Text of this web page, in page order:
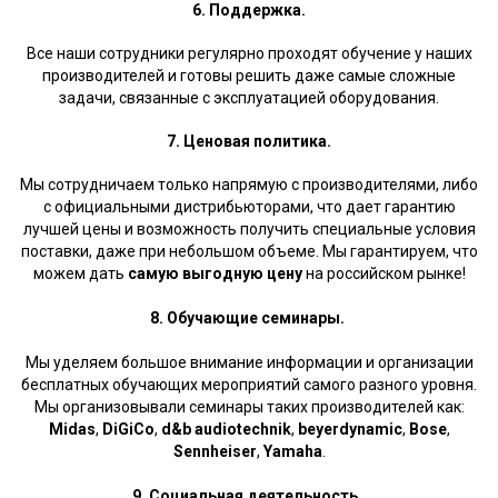
6. Поддержка.
Все наши сотрудники регулярно проходят обучение у наших
производителей и готовы решить даже самые сложные
задачи, связанные с эксплуатацией оборудования.
7. Ценовая политика.
Мы сотрудничаем только напрямую с производителями, либо
с официальными дистрибьюторами, что дает гарантию
лучшей цены и возможность получить специальные условия
поставки, даже при небольшом объеме. Мы гарантируем, что
можем дать самую выгодную ценуна российском рынке!
8. Обучающие семинары.
Мы уделяем большое внимание информации и организации
бесплатных обучающих мероприятий самого разного уровня.
Мы организовывали семинары таких производителей как:
Midas, DiGiCo, d&b audiotechnik, beyerdynamic, Bose,
Sennheiser, Yamaha